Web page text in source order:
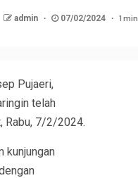
admin 07/02/2024 1
Pujaeri,
telah
Rabu, 7/2/2024.
kunjungan